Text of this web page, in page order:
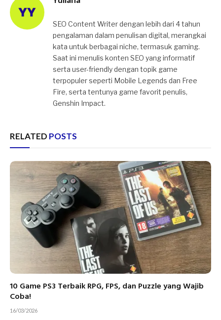
SEO Content Writer dengan lebih dari 4 tahun
pengalaman dalam penulisan digital, merangkai
kata untuk berbagai niche, termasuk gaming.
Saat ini menulis konten SEO yang informatif
serta user-friendly dengan topik game
terpopuler seperti Mobile Legends dan Free
Fire, serta tentunya game favorit penulis,
Genshin Impact.
RELATED POSTS
10 Game PS3 Terbaik RPG, FPS, dan Puzzle yang Wajib
Coba!
16/03/2026